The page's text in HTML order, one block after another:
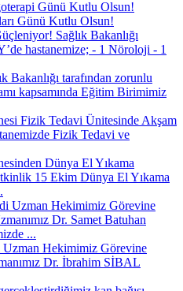
Günü Kutlu Olsun!
Günü Kutlu Olsun!
Sağlık Bakanlığı
hastanemize; - 1 Nöroloji - 1
Bakanlığı tarafından zorunlu
kapsamında Eğitim Birimimiz
Fizik Tedavi Ünitesinde Akşam
Fizik Tedavi ve
Dünya El Yıkama
15 Ekim Dünya El Yıkama
Uzman Hekimimiz Görevine
Dr. Samet Batuhan
...
Hekimimiz Görevine
Dr. İbrahim SİBAL